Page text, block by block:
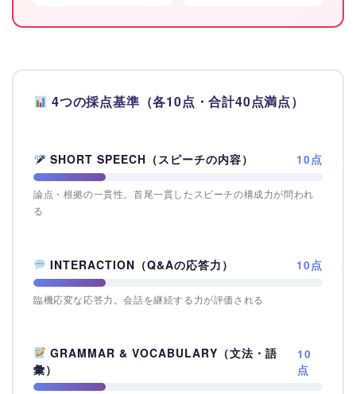
4つの採点基準（各10点・合計40点満点）
SHORT SPEECH（スピーチの内容） 10点
論点・根拠の一貫性。首尾一貫したスピーチの構成力が問われ
る
INTERACTION（Q&Aの応答力） 10点
臨機応変な応答力。会話を継続する力が評価される
GRAMMAR & VOCABULARY（文法・語
彙）
10
点